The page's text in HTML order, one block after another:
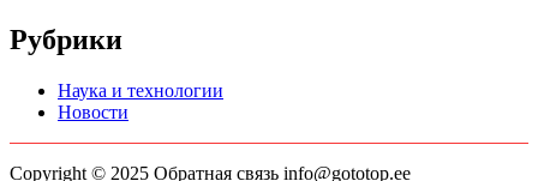
Рубрики
Наука и технологии
Новости
Copyright © 2025 Обратная связь info@gototop.ee